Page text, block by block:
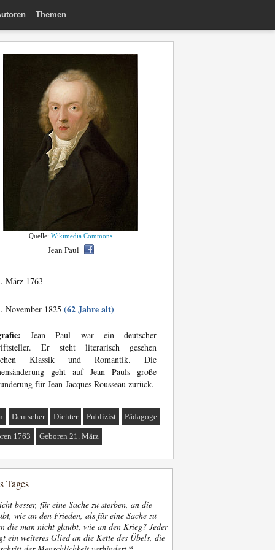
Themen
Quelle: Wikimedia Commons
Jean Paul
März 1763
November 1825 (62 Jahre alt)
Jean Paul war ein deutscher
Er steht literarisch gesehen
Klassik und Romantik. Die
geht auf Jean Pauls große
für Jean-Jacques Rousseau zurück.
Deutscher Dichter Publizist Pädagoge
1763 Geboren 21. März
Tages
besser, für eine Sache zu sterben, an die
wie an den Frieden, als für eine Sache zu
die man nicht glaubt, wie an den Krieg? Jeder
ein weiteres Glied an die Kette des Übels, die